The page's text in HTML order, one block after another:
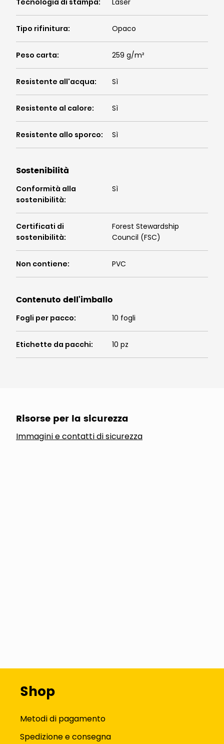
Tecnologia di stampa: Laser
Tipo rifinitura: Opaco
Peso carta: 259 g/m²
Resistente all'acqua: Sì
Resistente al calore: Sì
Resistente allo sporco: Sì
Sostenibilità
Conformità alla
sostenibilità:
Sì
Certificati di
sostenibilità:
Forest Stewardship
Council (FSC)
Non contiene: PVC
Contenuto dell'imballo
Fogli per pacco: 10 fogli
Etichette da pacchi: 10 pz
Risorse per la sicurezza
Immagini e contatti di sicurezza
Shop
Metodi di pagamento
Spedizione e consegna